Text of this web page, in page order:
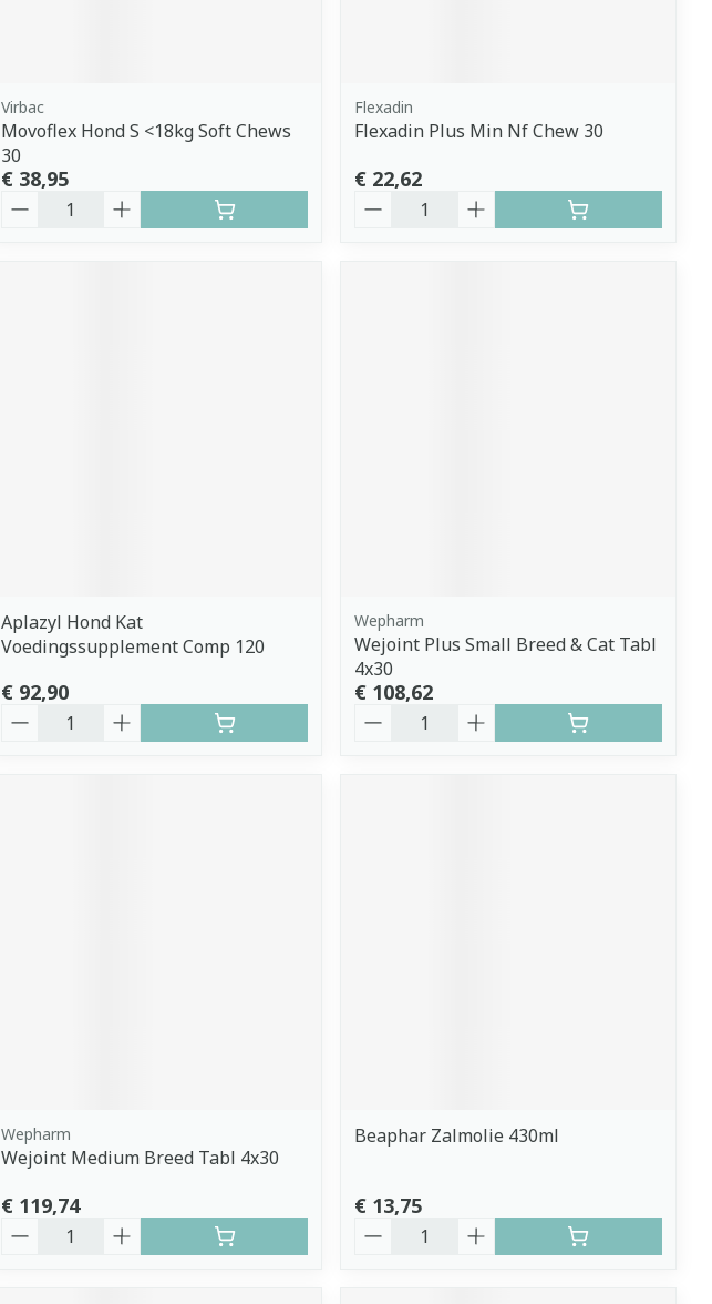
Virbac
Movoflex Hond S <18kg Soft Chews
30
€ 38,95
Flexadin
Flexadin Plus Min Nf Chew 30
€ 22,62
Aplazyl Hond Kat
Voedingssupplement Comp 120
€ 92,90
Wepharm
Wejoint Plus Small Breed & Cat Tabl
4x30
€ 108,62
Wepharm
Wejoint Medium Breed Tabl 4x30
€ 119,74
Beaphar Zalmolie 430ml
€ 13,75